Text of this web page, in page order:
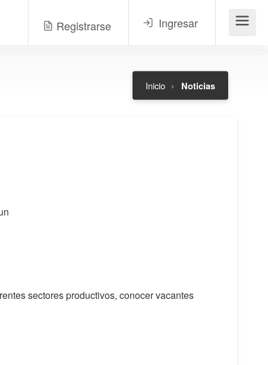
Registrarse Ingresar Menú
Inicio Noticias
sectores productivos, conocer vacantes